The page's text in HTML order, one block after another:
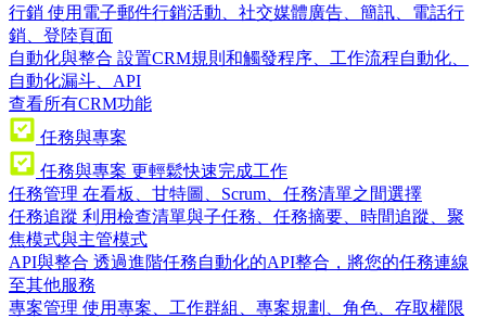
行銷 使用電子郵件行銷活動、社交媒體廣告、簡訊、電話行
銷、登陸頁面
自動化與整合 設置CRM規則和觸發程序、工作流程自動化、
自動化漏斗、API
查看所有CRM功能
任務與專案
任務與專案 更輕鬆快速完成工作
任務管理 在看板、甘特圖、Scrum、任務清單之間選擇
任務追蹤 利用檢查清單與子任務、任務摘要、時間追蹤、聚
焦模式與主管模式
API與整合 透過進階任務自動化的API整合，將您的任務連線
至其他服務
專案管理 使用專案、工作群組、專案規劃、角色、存取權限